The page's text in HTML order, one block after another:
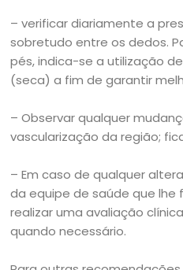
– verificar diariamente a
sobretudo entre os dedos.
pés, indica-se a utilização
(seca) a fim de garantir
– Observar qualquer
vascularização da região;
– Em caso de qualquer
da equipe de saúde que lhe
realizar uma avaliação
quando necessário.